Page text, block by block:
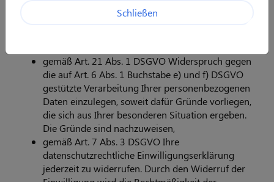
strukturierten, gängigen und maschinenlesebaren
Format zu erhalten oder die Übermittlung an
gemäß Art. 21 Abs. 1 DSGVO Widerspruch gegen
die auf Art. 6 Abs. 1 Buchstabe e) und f) DSGVO
gestützte Verarbeitung Ihrer personenbezogenen
Daten einzulegen, soweit dafür Gründe vorliegen,
die sich aus Ihrer besonderen Situation ergeben.
Die Gründe sind nachzuweisen,
gemäß Art. 7 Abs. 3 DSGVO Ihre
datenschutzrechtliche Einwilligungserklärung
jederzeit zu widerrufen. Durch den Widerruf der
Schließen